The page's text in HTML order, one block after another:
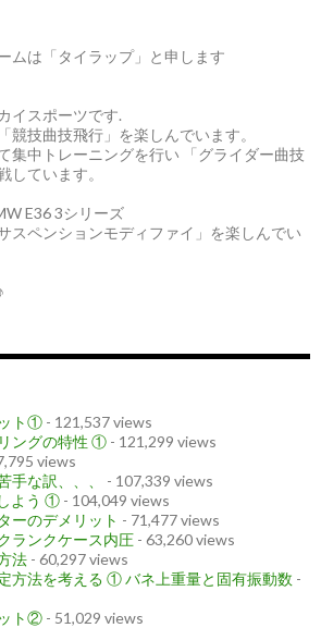
ムは「タイラップ」と申します
イスポーツです.
競技曲技飛行」を楽しんでいます。
集中トレーニングを行い 「グライダー曲技
しています。
E36 3シリーズ
スペンションモディファイ」を楽しんでい
ト① - 121,537 views
ングの特性 ① - 121,299 views
views
手な訳、、、
- 107,339 views
よう ① - 104,049 views
ーのデメリット - 71,477 views
ランクケース内圧 - 63,260 views
法 - 60,297 views
方法を考える ① バネ上重量と固有振動数 -
ト② - 51,029 views